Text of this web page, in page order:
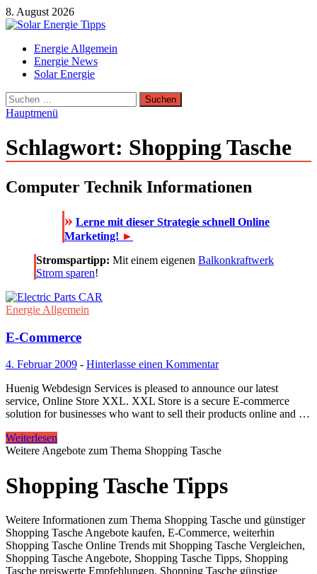
Zum
Inhalt
8. August 2026
Solar Energie Tipps
Solar Energie und Photovoltaik Informationen und Tipps
Energie Allgemein
Energie News
Solar Energie
Suchen
nach:
Hauptmenü
Schlagwort: Shopping Tasche
Computer Technik Informationen
» Lerne mit dieser Strategie schnell Online
Marketing! ►
Stromspartipp: Mit einem eigenen Balkonkraftwerk
Strom sparen!
Energie Allgemein
E-Commerce
4. Februar 2009 - Hinterlasse einen Kommentar
Huenig Webdesign Services is pleased to announce our latest
service, Online Store XXL. XXL Store is a secure E-commerce
solution for businesses who want to sell their products online and …
Weiterlesen
Weitere Angebote zum Thema Shopping Tasche
Shopping Tasche Tipps
Weitere Informationen zum Thema Shopping Tasche und günstiger
Shopping Tasche Angebote kaufen, E-Commerce, weiterhin
Shopping Tasche Online Trends mit Shopping Tasche Vergleichen,
Shopping Tasche Angebote, Shopping Tasche Tipps, Shopping
Tasche preiswerte Empfehlungen, Shopping Tasche günstige